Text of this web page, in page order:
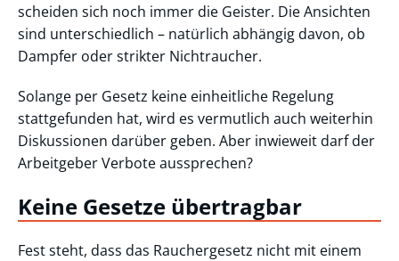
scheiden sich noch immer die Geister. Die Ansichten
sind unterschiedlich – natürlich abhängig davon, ob
Dampfer oder strikter Nichtraucher.
Solange per Gesetz keine einheitliche Regelung
stattgefunden hat, wird es vermutlich auch weiterhin
Diskussionen darüber geben. Aber inwieweit darf der
Arbeitgeber Verbote aussprechen?
Keine Gesetze übertragbar
Fest steht, dass das Rauchergesetz nicht mit einem